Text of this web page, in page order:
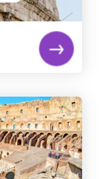
&
Eintritt